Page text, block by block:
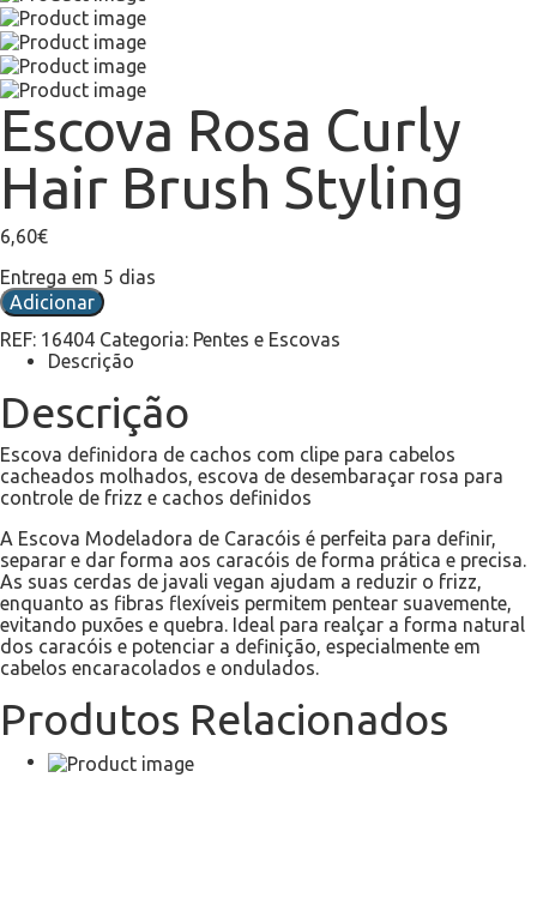
Escova Rosa Curly
Hair Brush Styling
6,60€
Entrega em 5 dias
Adicionar
REF: 16404 Categoria: Pentes e Escovas
Descrição
Descrição
Escova definidora de cachos com clipe para cabelos
cacheados molhados, escova de desembaraçar rosa para
controle de frizz e cachos definidos
A Escova Modeladora de Caracóis é perfeita para definir,
separar e dar forma aos caracóis de forma prática e precisa.
As suas cerdas de javali vegan ajudam a reduzir o frizz,
enquanto as fibras flexíveis permitem pentear suavemente,
evitando puxões e quebra. Ideal para realçar a forma natural
dos caracóis e potenciar a definição, especialmente em
cabelos encaracolados e ondulados.
Produtos Relacionados